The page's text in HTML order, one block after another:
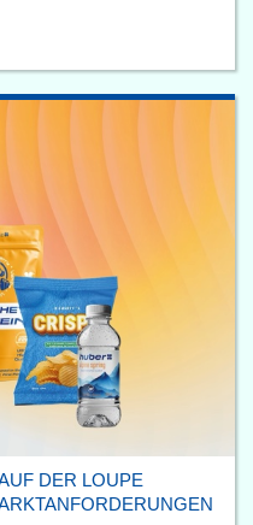
DER LOUPE